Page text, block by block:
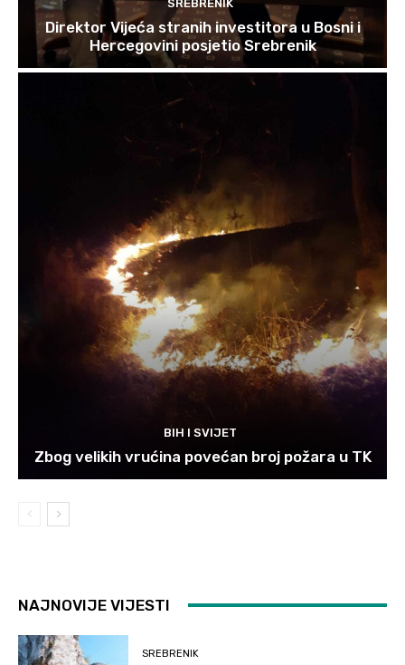
SREBRENIK
Direktor Vijeća stranih investitora u Bosni i
Hercegovini posjetio Srebrenik
BIH I SVIJET
Zbog velikih vrućina povećan broj požara u TK
NAJNOVIJE VIJESTI
SREBRENIK